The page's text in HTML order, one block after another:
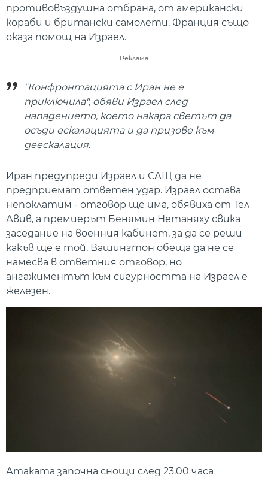
противовъздушна отбрана, от американски
кораби и британски самолети. Франция също
оказа помощ на Израел.
Реклама
"Конфронтацията с Иран не е
приключила", обяви Израел след
нападението, което накара светът да
осъди ескалацията и да призове към
деескалация.
Иран предупреди Израел и САЩ да не
предприемат ответен удар. Израел остава
непоклатим - отговор ще има, обявиха от Тел
Авив, а премиерът Бенямин Нетаняху свика
заседание на военния кабинет, за да се реши
какъв ще е той. Вашингтон обеща да не се
намесва в ответния отговор, но
ангажиментът към сигурността на Израел е
железен.
Атаката започна снощи след 23.00 часа